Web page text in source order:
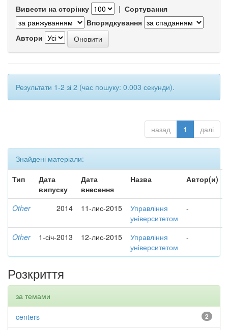
Вивести на сторінку | Сортування
Впорядкування
Автори
Результати 1-2 зі 2 (час пошуку: 0.003 секунди).
назад 1 далі
Знайдені матеріали:
Тип
Дата
випуску
Дата
внесення
Назва Автор(и)
Other 2014 11-лис-2015
Управління
університетом
-
Other 1-січ-2013 12-лис-2015
Управління
університетом
-
Розкриття
за темами
2
centers